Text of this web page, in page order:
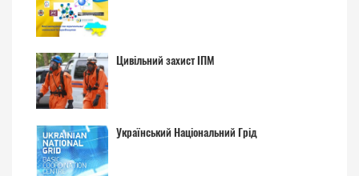
Цивільний захист ІПМ
Український Національний Грід